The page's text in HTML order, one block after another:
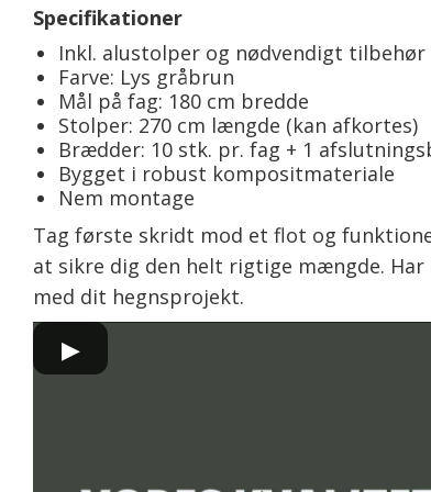
Specifikationer
Inkl. alustolper og nødvendigt tilbehør
Farve: Lys gråbrun
Mål på fag: 180 cm bredde
Stolper: 270 cm længde (kan afkortes)
Brædder: 10 stk. pr. fag + 1
Bygget i robust kompositmateriale
Nem montage
Tag første skridt mod et flot og
at sikre dig den helt rigtige mængde.
med dit hegnsprojekt.
▶